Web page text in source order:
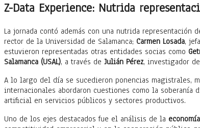
Z-Data Experience: Nutrida
La jornada contó además con una nutrida
rector de la Universidad de Salamanca; Carmen Losada,
estuvieron representadas otras entidades socias como
Salamanca (USAL), a través de Julián Pérez, investigador
A lo largo del día se sucedieron ponencias magistrales,
internacionales abordaron cuestiones como la
artificial en servicios públicos y sectores productivos.
Uno de los ejes destacados fue el análisis de la